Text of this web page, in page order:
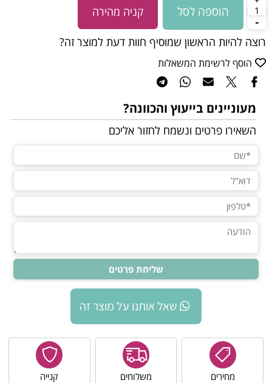
הוספה לסל קניה מהירה
רוצה להיות הראשון שמוסיף חוות דעת למוצר זה?
הוסף לרשימת המשאלות
מעוניינים בייעוץ והכוונה?
השאירו פרטים ונשמח לחזור אליכם
שאל אותנו על מוצר זה
מחירים
משלוחים
קנייה